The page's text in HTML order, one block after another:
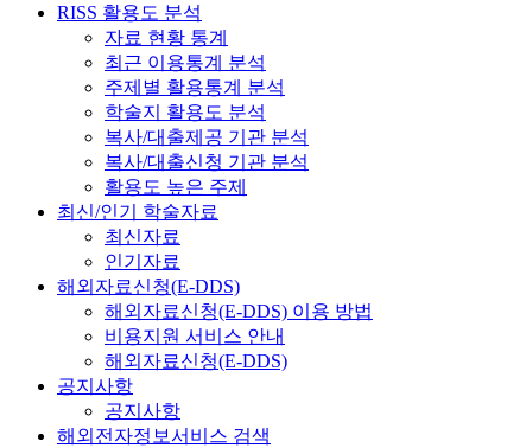
RISS 활용도 분석
자료 현황 통계
최근 이용통계 분석
주제별 활용통계 분석
학술지 활용도 분석
복사/대출제공 기관 분석
복사/대출신청 기관 분석
활용도 높은 주제
최신/인기 학술자료
최신자료
인기자료
해외자료신청(E-DDS)
해외자료신청(E-DDS) 이용 방법
비용지원 서비스 안내
해외자료신청(E-DDS)
공지사항
공지사항
해외전자정보서비스 검색